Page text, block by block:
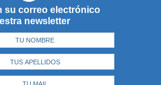
su correo electrónico
newsletter